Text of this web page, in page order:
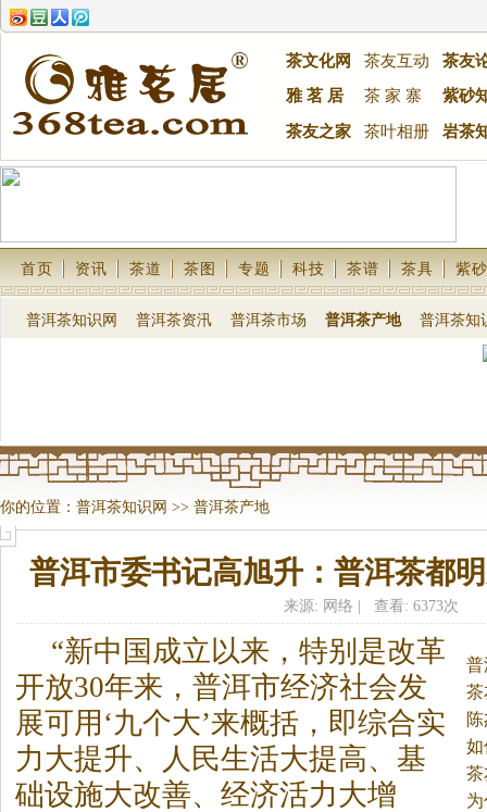
茶文化网 茶友互动
茶友
雅 茗 居
茶 家 寨 紫砂
茶友之家 茶叶相册 岩茶
首页 资讯 茶道 茶图 专题 科技 茶谱 茶具 紫砂
普洱茶知识网 普洱茶资汛 普洱茶市场 普洱茶产地 普洱茶知
你的位置： 普洱茶知识网 >> 普洱茶产地
普洱市委书记高旭升：普洱茶都
来源: 网络 | 查看: 6373次
则
人
要
“新中国成立以来，特别是改革
开放30年来，普洱市经济社会发
展可用‘九个大’来概括，即综合实
力大提升、人民生活大提高、基
础设施大改善、经济活力大增